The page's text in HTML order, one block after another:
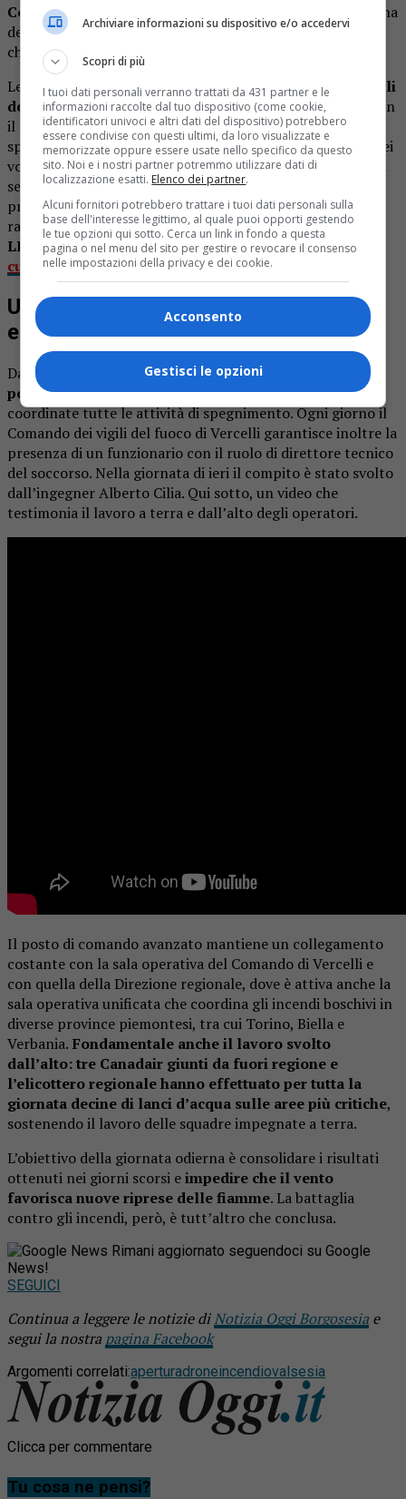
Cervatto e Fobello
, nei pressi del santuario della Madonna
del Balmone. Proprio questi ultimi due incendi sono quelli
che destano le maggiori preoccupazioni.
Le operazionisono coordinate dal comandante dei vigili
del fuoco di Vercelli, Leonardo Giuseppe Giannace
, con
il supporto di quattro Dos (direttori operativi dello
spegnimento), delle squadre di terra dei vigili del fuoco, dei
volontari dell’Aib regionale e dei carabinieri forestali della
sede di Varallo. Il vento continua a rappresentare uno dei
principali ostacoli alle operazioni, modificando
rapidamente il comportamento delle fiamme.
LEGGI ANCHE:Incendi in Valsesia, l’appello: «Basta
curiosi, ostacolano i soccorsi». VIDEO
Un imponente dispiegamento di uomini
e mezzi
Dal 6 luglio
è operativo in località Piano delle Fate un
posto di comando avanzato, dal quale vengono
coordinate tutte le attività di spegnimento. Ogni giorno il
Comando dei vigili del fuoco di Vercelli garantisce inoltre la
presenza di un funzionario con il ruolo di direttore tecnico
del soccorso. Nella giornata di ieri il compito è stato svolto
dall’ingegner Alberto Cilia. Qui sotto, un video che
testimonia il lavoro a terra e dall’alto degli operatori.
Il posto di comando avanzato mantiene un collegamento
costante con la sala operativa del Comando di Vercelli e
con quella della Direzione regionale, dove è attiva anche la
sala operativa unificata che coordina gli incendi boschivi in
diverse province piemontesi, tra cui Torino, Biella e
Verbania. Fondamentale anche il lavoro svolto
dall’alto: tre Canadair giunti da fuori regione e
l’elicottero regionale hanno effettuato per tutta la
giornata decine di lanci d’acqua sulle aree più critiche,
sostenendo il lavoro delle squadre impegnate a terra.
L’obiettivo della giornata odierna è consolidare i risultati
ottenuti nei giorni scorsi eimpedire che il vento
favorisca nuove riprese delle fiamme. La battaglia
contro gli incendi, però, è tutt’altro che conclusa.
Rimani aggiornato seguendoci su Google
News!
SEGUICI
Continua a leggere le notizie diNotizia Oggi Borgosesia e
segui la nostra pagina Facebook
Argomenti correlati:aperturadroneincendiovalsesia
Clicca per commentare
Tu cosa ne pensi?
Archiviare informazioni su dispositivo e/o accedervi
Scopri di più
I tuoi dati personali verranno trattati da 431 partner e le
informazioni raccolte dal tuo dispositivo (come cookie,
identificatori univoci e altri dati del dispositivo) potrebbero
essere condivise con questi ultimi, da loro visualizzate e
memorizzate oppure essere usate nello specifico da questo
sito. Noi e i nostri partner potremmo utilizzare dati di
localizzazione esatti. Elenco dei partner.
Alcuni fornitori potrebbero trattare i tuoi dati personali sulla
base dell'interesse legittimo, al quale puoi opporti gestendo
le tue opzioni qui sotto. Cerca un link in fondo a questa
pagina o nel menu del sito per gestire o revocare il consenso
nelle impostazioni della privacy e dei cookie.
Acconsento
Gestisci le opzioni